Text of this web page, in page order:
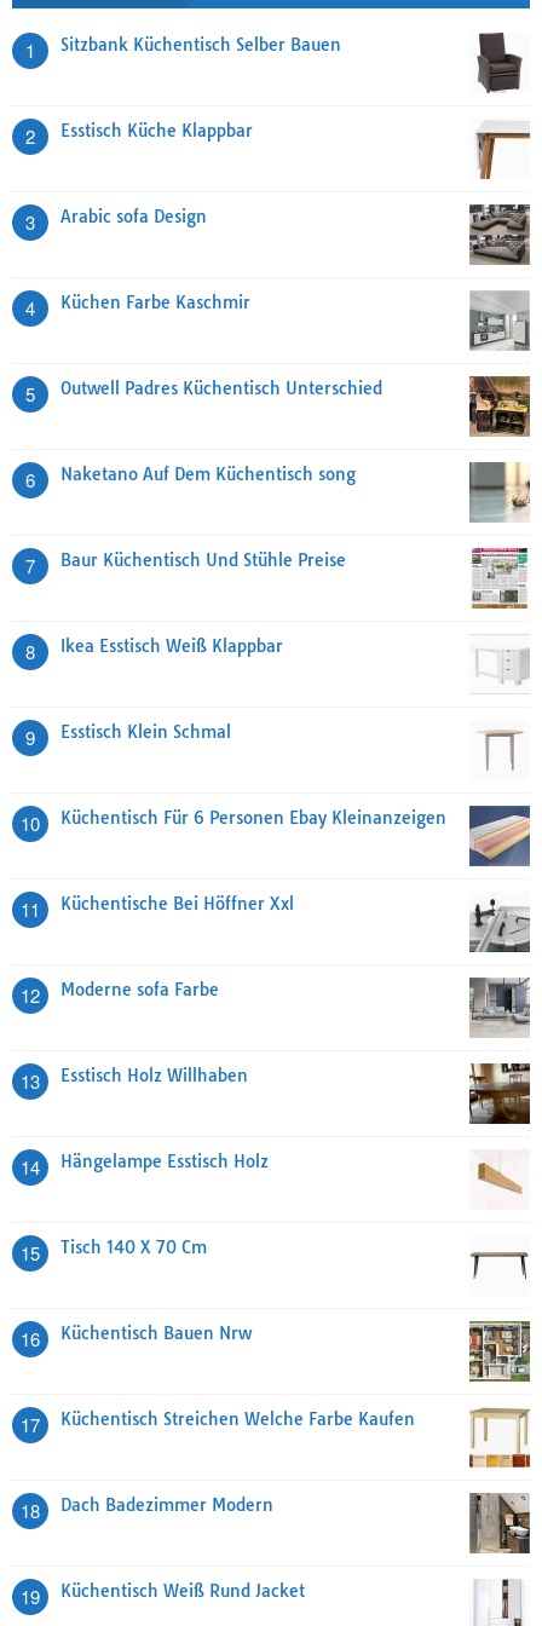
1 Sitzbank Küchentisch Selber Bauen
2 Esstisch Küche Klappbar
3 Arabic sofa Design
4 Küchen Farbe Kaschmir
5 Outwell Padres Küchentisch Unterschied
6 Naketano Auf Dem Küchentisch song
7 Baur Küchentisch Und Stühle Preise
8 Ikea Esstisch Weiß Klappbar
9 Esstisch Klein Schmal
10 Küchentisch Für 6 Personen Ebay Kleinanzeigen
11 Küchentische Bei Höffner Xxl
12 Moderne sofa Farbe
13 Esstisch Holz Willhaben
14 Hängelampe Esstisch Holz
15 Tisch 140 X 70 Cm
16 Küchentisch Bauen Nrw
17 Küchentisch Streichen Welche Farbe Kaufen
18 Dach Badezimmer Modern
19 Küchentisch Weiß Rund Jacket